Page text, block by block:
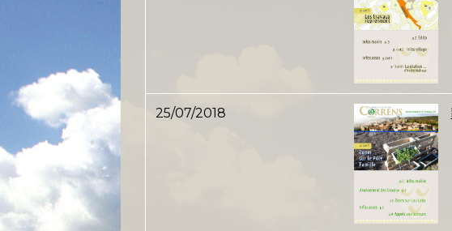
25/07/2018